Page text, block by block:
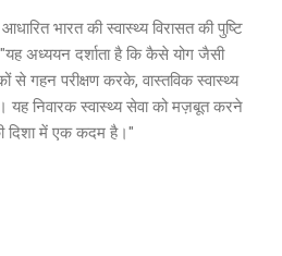
भारत की स्वास्थ्य विरासत की पुष्टि
अध्ययन दर्शाता है कि कैसे योग जैसी
से गहन परीक्षण करके, वास्तविक स्वास्थ्य
निवारक स्वास्थ्य सेवा को मज़बूत करने
दिशा में एक कदम है।"